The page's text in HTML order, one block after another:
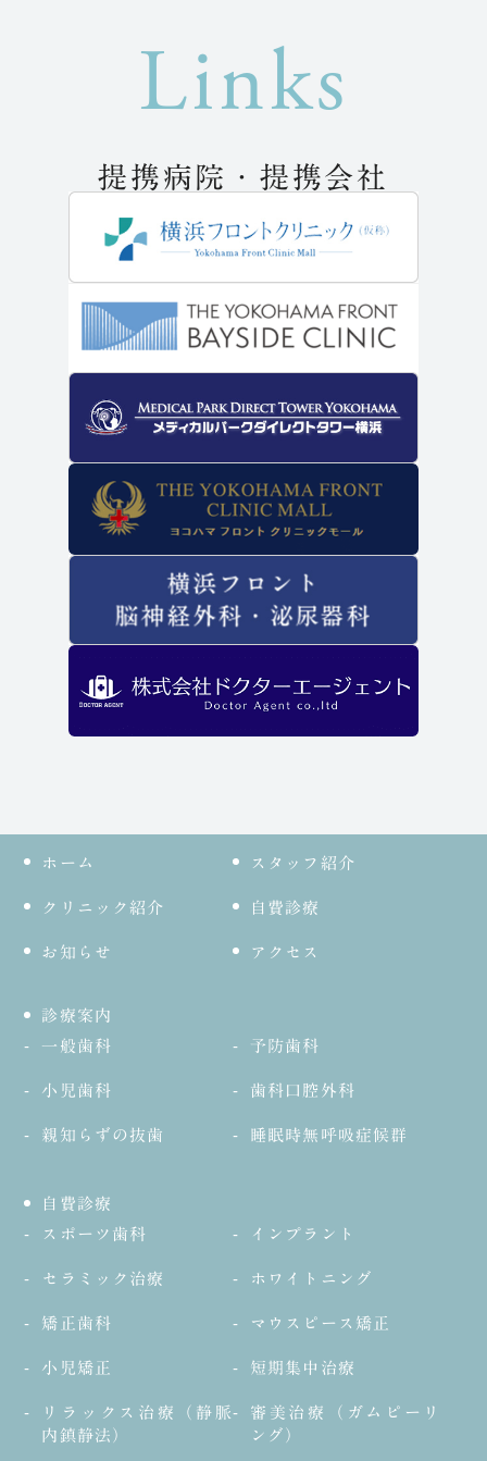
提携病院・提携会社
ホーム スタッフ紹介
クリニック紹介 自費診療
お知らせ アクセス
診療案内
一般歯科
予防歯科
小児歯科 歯科口腔外科
親知らずの抜歯 睡眠時無呼吸症候群
自費診療
スポーツ歯科
インプラント
セラミック治療 ホワイトニング
矯正歯科 マウスピース矯正
小児矯正 短期集中治療
リラックス治療（静脈
内鎮静法）
審美治療（ガムピーリ
ング）